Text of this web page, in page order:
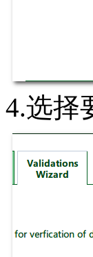
4.选择